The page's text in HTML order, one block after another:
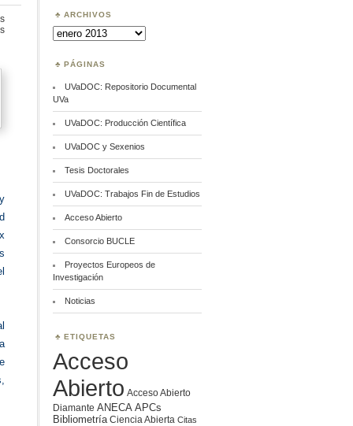
en
Declaración
ARCHIVOS
Archivos
PÁGINAS
UVaDOC: Repositorio Documental
UVa
UVaDOC: Producción Científica
UVaDOC y Sexenios
Tesis Doctorales
UVaDOC: Trabajos Fin de Estudios
Acceso Abierto
Consorcio BUCLE
Proyectos Europeos de
Investigación
Noticias
ETIQUETAS
Acceso
Abierto Acceso Abierto
Diamante ANECA APCs
Bibliometría Ciencia Abierta Citas